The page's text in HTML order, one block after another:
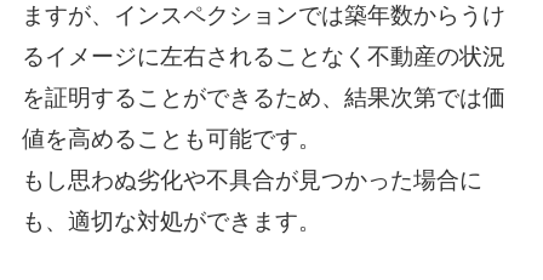
ますが、インスペクションでは築年数からうけ
るイメージに左右されることなく不動産の状況
を証明することができるため、結果次第では価
値を高めることも可能です。
もし思わぬ劣化や不具合が見つかった場合に
も、適切な対処ができます。